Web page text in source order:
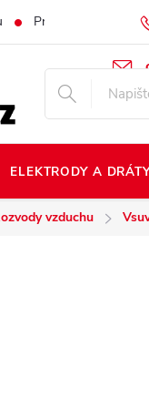
Prodej na Slovensko
ELEKTRODY A
vzduchu